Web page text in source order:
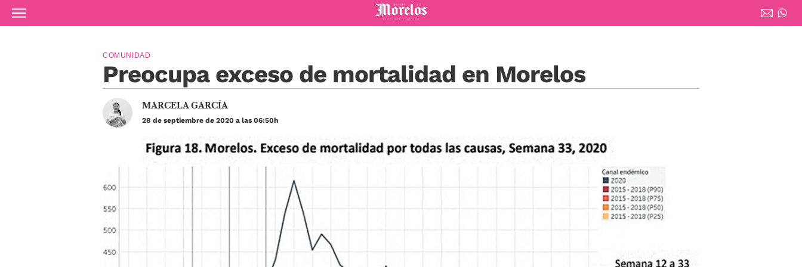
Ir al contenido principal
Diario de Morelos
Preocupa exceso de mortalidad en Morelos
COMUNIDAD
MARCELA GARCÍA
28 de septiembre de 2020 a las 06:50h